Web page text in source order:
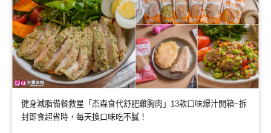
健身減脂備餐救星「杰森食代舒肥雞胸肉」13款口味爆汁開箱~拆
封即食超省時，每天換口味吃不膩！